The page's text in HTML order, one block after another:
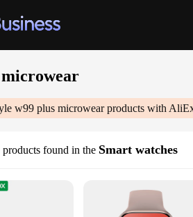
w99 plus microwearproducts with
products found in the Smart watches